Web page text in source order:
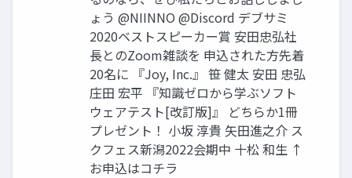
ょう @NIINNO @Discord デブサミ
2020ベストスピーカー賞 安田忠弘社
長とのZoom雑談を 申込された方先着
20名に 『Joy, Inc.』 笹 健太 安田 忠弘
庄田 宏平 『知識ゼロから学ぶソフト
ウェアテスト[改訂版]』 どちらか1冊
プレゼント！ 小坂 淳貴 矢田進之介 ス
クフェス新潟2022会期中 十松 和生 ↑
お申込はコチラ